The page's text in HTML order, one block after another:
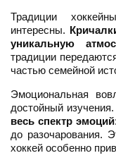
Традиции
интересны.
уникальную
традиции
частью семейной
Эмоциональная
достойный изучения.
весь спектр эмоций
до разочарования.
хоккей особенно